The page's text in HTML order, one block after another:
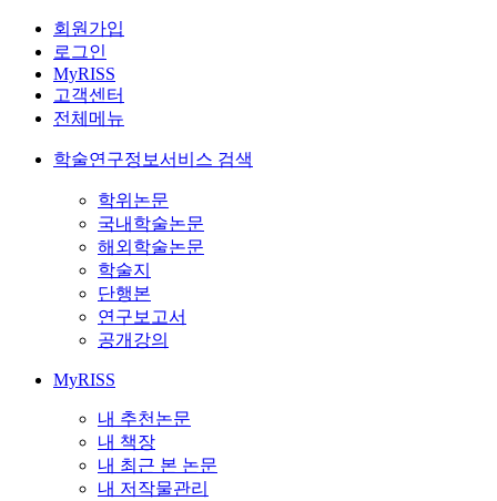
회원가입
로그인
MyRISS
고객센터
전체메뉴
학술연구정보서비스 검색
학위논문
국내학술논문
해외학술논문
학술지
단행본
연구보고서
공개강의
MyRISS
내 추천논문
내 책장
내 최근 본 논문
내 저작물관리